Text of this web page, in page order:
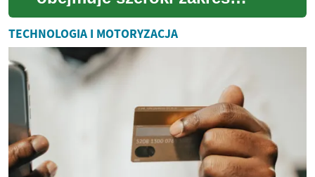
zawodów i umiejętności
niezbędnych do realizacji
projektów od projektu p...
TECHNOLOGIA I MOTORYZACJA